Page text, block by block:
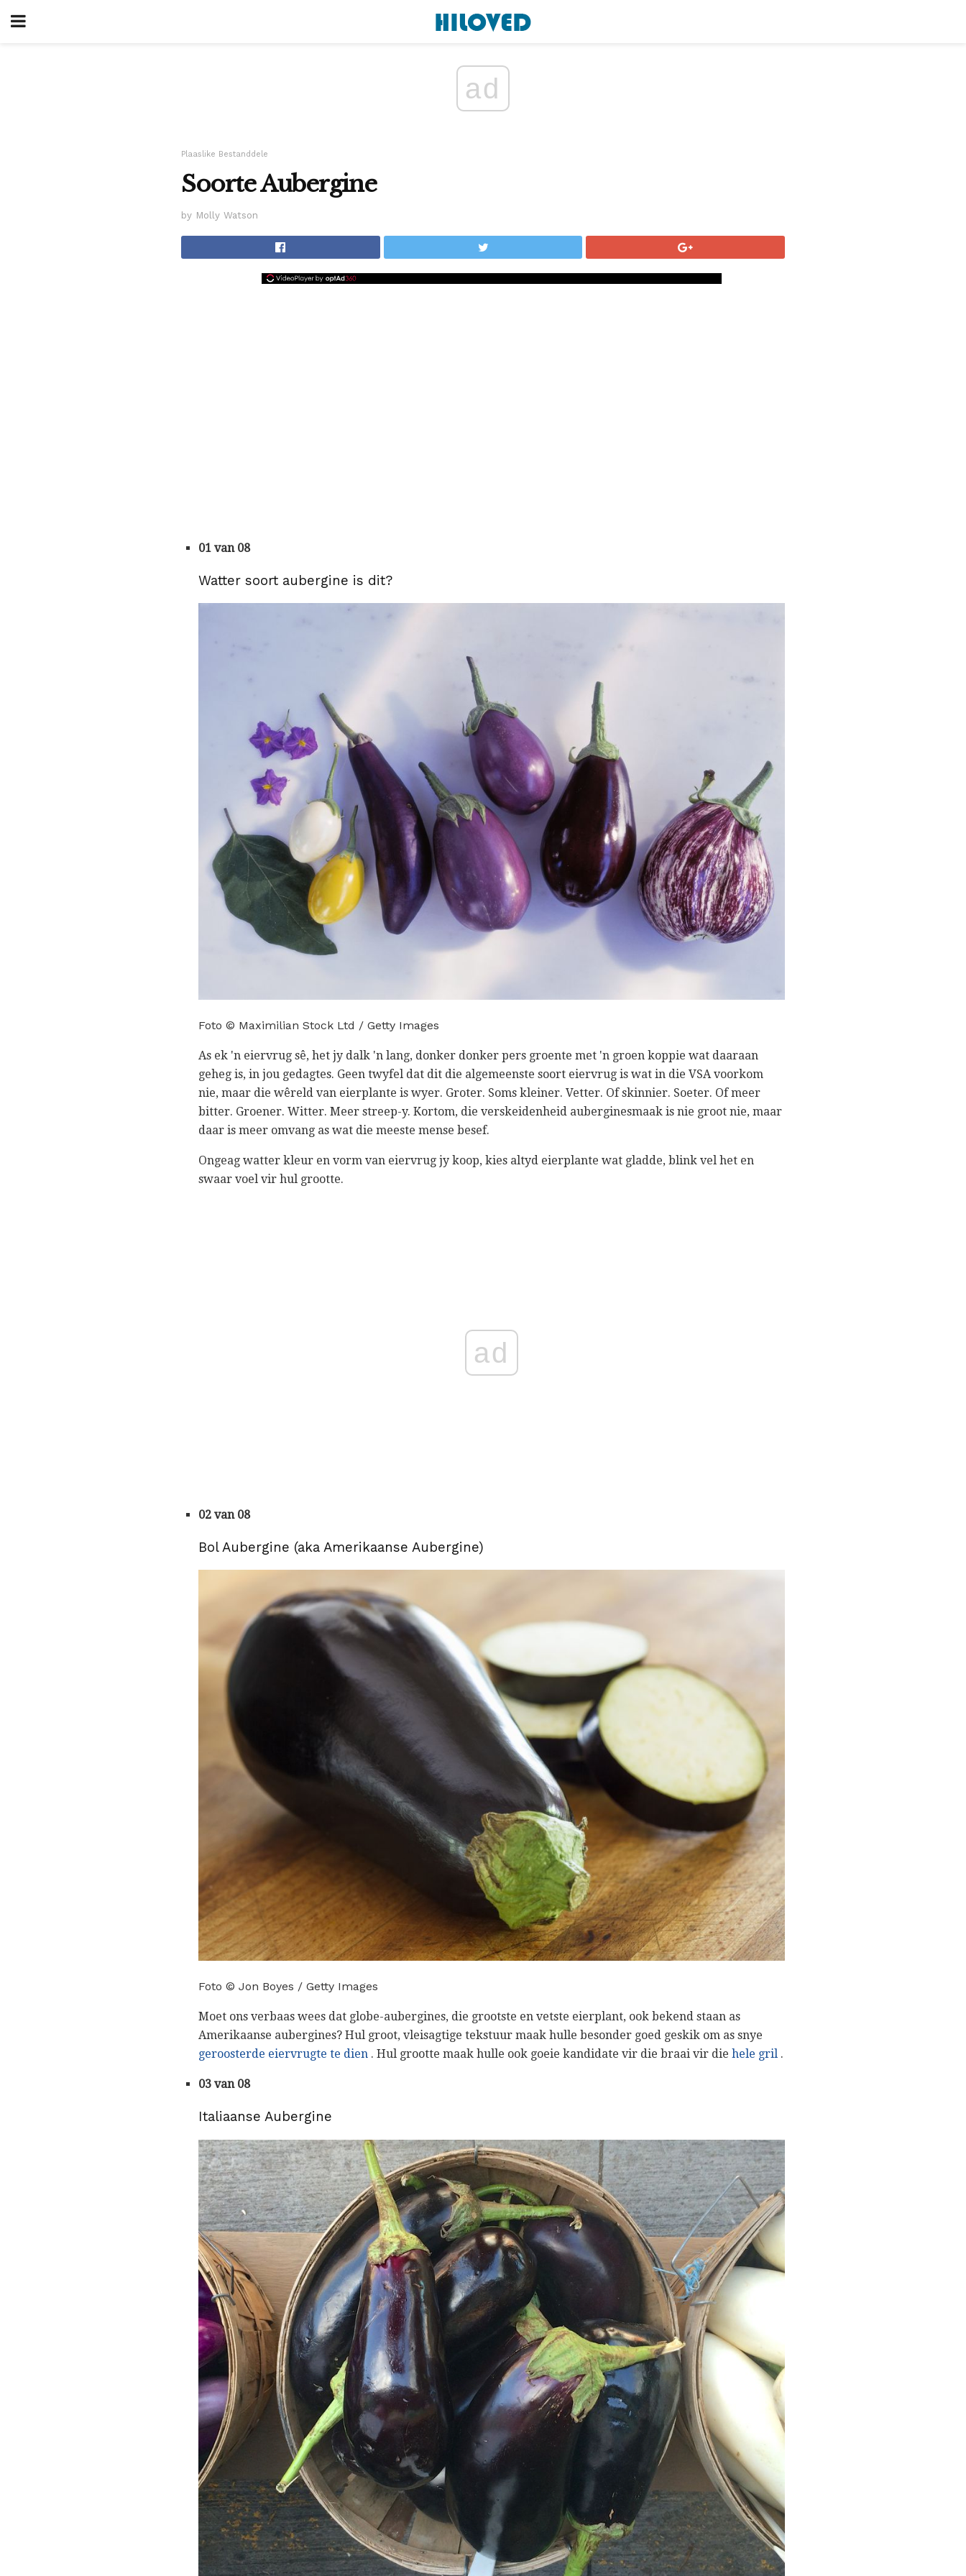
ad
Plaaslike Bestanddele
Soorte Aubergine
by Molly Watson
01 van 08
Watter soort aubergine is dit?
Foto © Maximilian Stock Ltd / Getty Images
As ek 'n eiervrug sê, het jy dalk 'n lang, donker donker pers groente met 'n groen koppie wat daaraan
geheg is, in jou gedagtes. Geen twyfel dat dit die algemeenste soort eiervrug is wat in die VSA voorkom
nie, maar die wêreld van eierplante is wyer. Groter. Soms kleiner. Vetter. Of skinnier. Soeter. Of meer
bitter. Groener. Witter. Meer streep-y. Kortom, die verskeidenheid auberginesmaak is nie groot nie, maar
daar is meer omvang as wat die meeste mense besef.
Ongeag watter kleur en vorm van eiervrug jy koop, kies altyd eierplante wat gladde, blink vel het en
swaar voel vir hul grootte.
ad
02 van 08
Bol Aubergine (aka Amerikaanse Aubergine)
Foto © Jon Boyes / Getty Images
Moet ons verbaas wees dat globe-aubergines, die grootste en vetste eierplant, ook bekend staan ​​as
Amerikaanse aubergines? Hul groot, vleisagtige tekstuur maak hulle besonder goed geskik om as snye
geroosterde eiervrugte te dien . Hul grootte maak hulle ook goeie kandidate vir die braai vir die hele gril .
03 van 08
Italiaanse Aubergine